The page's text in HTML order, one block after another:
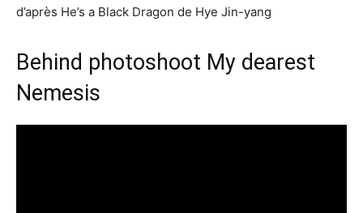
d’après He’s a Black Dragon de Hye Jin-yang
Behind photoshoot My dearest
Nemesis